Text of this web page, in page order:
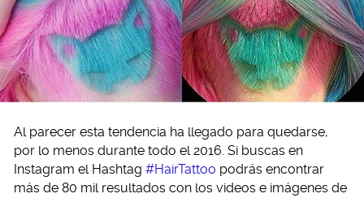
Al parecer esta tendencia ha llegado para quedarse,
por lo menos durante todo el 2016. Si buscas en
Instagram el Hashtag #HairTattoo podrás encontrar
más de 80 mil resultados con los videos e imágenes de